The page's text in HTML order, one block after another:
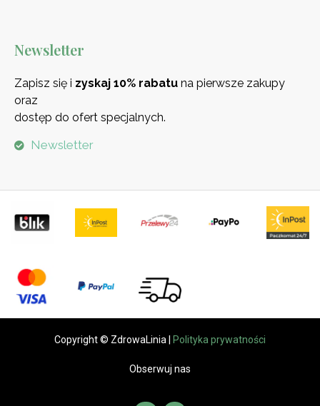
Newsletter
Zapisz się i zyskaj 10% rabatu na pierwsze zakupy
oraz
dostęp do ofert specjalnych.
Newsletter
Copyright © ZdrowaLinia | Polityka prywatności
Obserwuj nas